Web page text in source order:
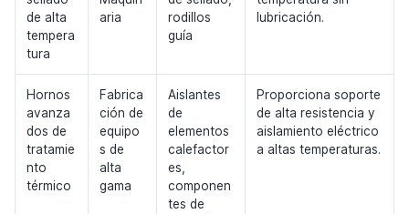
de alta
tempera
tura
aria
rodillos
guía
lubricación.
Hornos
avanza
dos de
tratamie
nto
térmico
Fabrica
ción de
equipo
s de
alta
gama
Aislantes
de
elementos
calefactor
es,
componen
tes de
Proporciona soporte
de alta resistencia y
aislamiento eléctrico
a altas temperaturas.